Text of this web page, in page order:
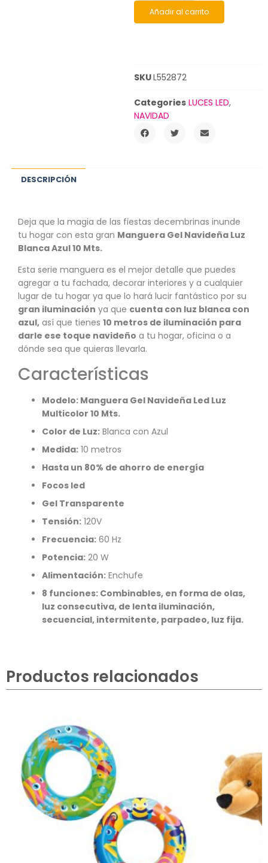
Añadir al carrito
SKUL552872
Categories LUCES LED,
NAVIDAD
DESCRIPCIÓN
Deja que la magia de las fiestas decembrinas inunde
tu hogar con esta gran Manguera Gel Navideña Luz
Blanca Azul 10 Mts.
Esta serie manguera es el mejor detalle que puedes
agregar a tu fachada, decorar interiores y a cualquier
lugar de tu hogar ya que lo hará lucir fantástico por su
gran iluminación ya que cuenta con luz blanca con
azul, así que tienes 10 metros de iluminación para
darle ese toque navideño a tu hogar, oficina o a
dónde sea que quieras llevarla.
Características
Modelo: Manguera Gel Navideña Led Luz
Multicolor 10 Mts.
Color de Luz: Blanca con Azul
Medida: 10 metros
Hasta un 80% de ahorro de energía
Focos led
Gel Transparente
Tensión: 120V
Frecuencia: 60 Hz
Potencia: 20 W
Alimentación: Enchufe
8 funciones: Combinables, en forma de olas,
luz consecutiva, de lenta iluminación,
secuencial, intermitente, parpadeo, luz fija.
Productos relacionados